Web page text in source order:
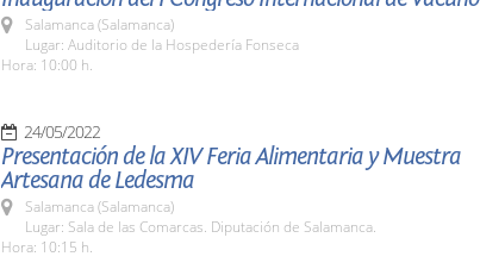
Salamanca (Salamanca)
Lugar: Auditorio de la Hospedería Fonseca
Hora: 10:00 h.
24/05/2022
Presentación de la XIV Feria Alimentaria y Muestra
Artesana de Ledesma
Salamanca (Salamanca)
Lugar: Sala de las Comarcas. Diputación de Salamanca.
Hora: 10:15 h.